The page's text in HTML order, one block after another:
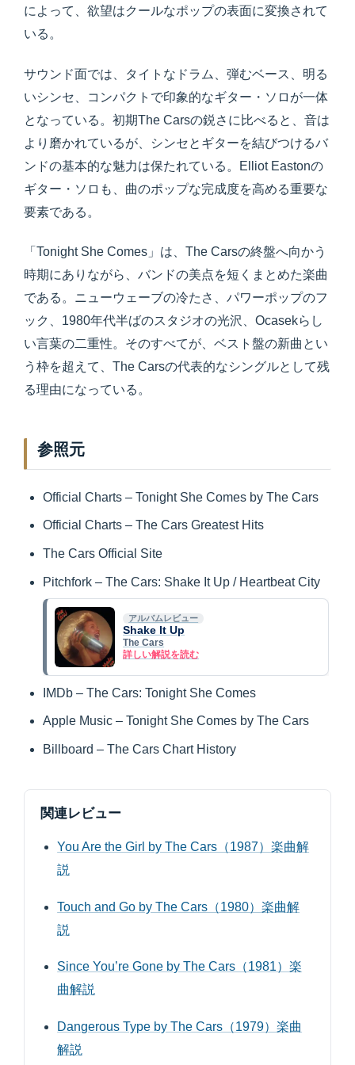
によって、欲望はクールなポップの表面に変換されて
いる。
サウンド面では、タイトなドラム、弾むベース、明る
いシンセ、コンパクトで印象的なギター・ソロが一体
となっている。初期The Carsの鋭さに比べると、音は
より磨かれているが、シンセとギターを結びつけるバ
ンドの基本的な魅力は保たれている。Elliot Eastonの
ギター・ソロも、曲のポップな完成度を高める重要な
要素である。
「Tonight She Comes」は、The Carsの終盤へ向かう
時期にありながら、バンドの美点を短くまとめた楽曲
である。ニューウェーブの冷たさ、パワーポップのフ
ック、1980年代半ばのスタジオの光沢、Ocasekらし
い言葉の二重性。そのすべてが、ベスト盤の新曲とい
う枠を超えて、The Carsの代表的なシングルとして残
る理由になっている。
参照元
Official Charts – Tonight She Comes by The Cars
Official Charts – The Cars Greatest Hits
The Cars Official Site
Pitchfork – The Cars: Shake It Up / Heartbeat City
アルバムレビュー
Shake It Up
The Cars
詳しい解説を読む
IMDb – The Cars: Tonight She Comes
Apple Music – Tonight She Comes by The Cars
Billboard – The Cars Chart History
関連レビュー
You Are the Girl by The Cars（1987）楽曲解
説
Touch and Go by The Cars（1980）楽曲解
説
Since You’re Gone by The Cars（1981）楽
曲解説
Dangerous Type by The Cars（1979）楽曲
解説